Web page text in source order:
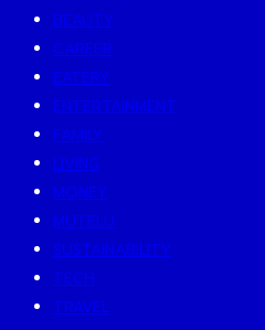
BEAUTY
CAREER
EATERY
ENTERTAINMENT
FAMILY
LIVING
MONEY
MUTELU
SUSTAINABILITY
TECH
TRAVEL